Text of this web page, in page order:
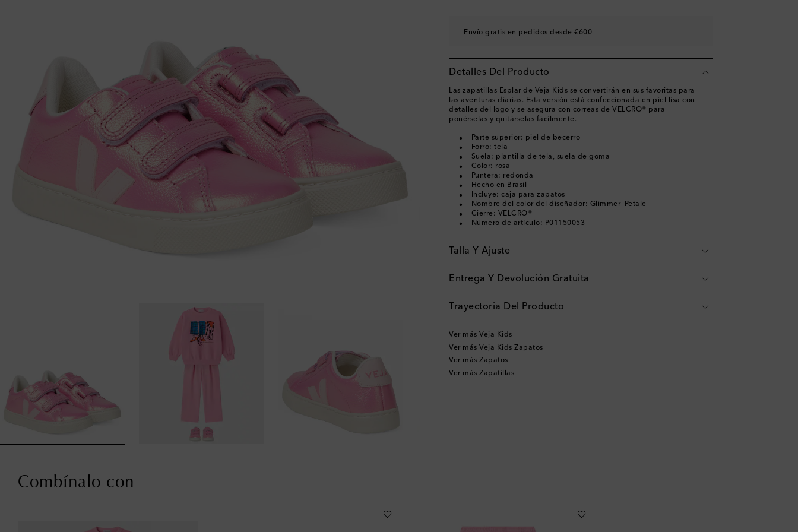
EU 35
Envío gratis en pedidos desde €600
Detalles Del Producto
Las zapatillas Esplar de Veja Kids se convertirán en sus favoritas para
las aventuras diarias. Esta versión está confeccionada en piel lisa con
detalles del logo y se asegura con correas de VELCRO® para
ponérselas y quitárselas fácilmente.
Parte superior: piel de becerro
Forro: tela
Suela: plantilla de tela, suela de goma
Color: rosa
Puntera: redonda
Hecho en Brasil
Incluye: caja para zapatos
Nombre del color del diseñador: Glimmer_Petale
Cierre: VELCRO®
Número de artículo: P01150053
Talla Y Ajuste
Entrega Y Devolución Gratuita
Trayectoria Del Producto
Ver más Veja Kids
Ver más Veja Kids Zapatos
Ver más Zapatos
Ver más Zapatillas
Combínalo con